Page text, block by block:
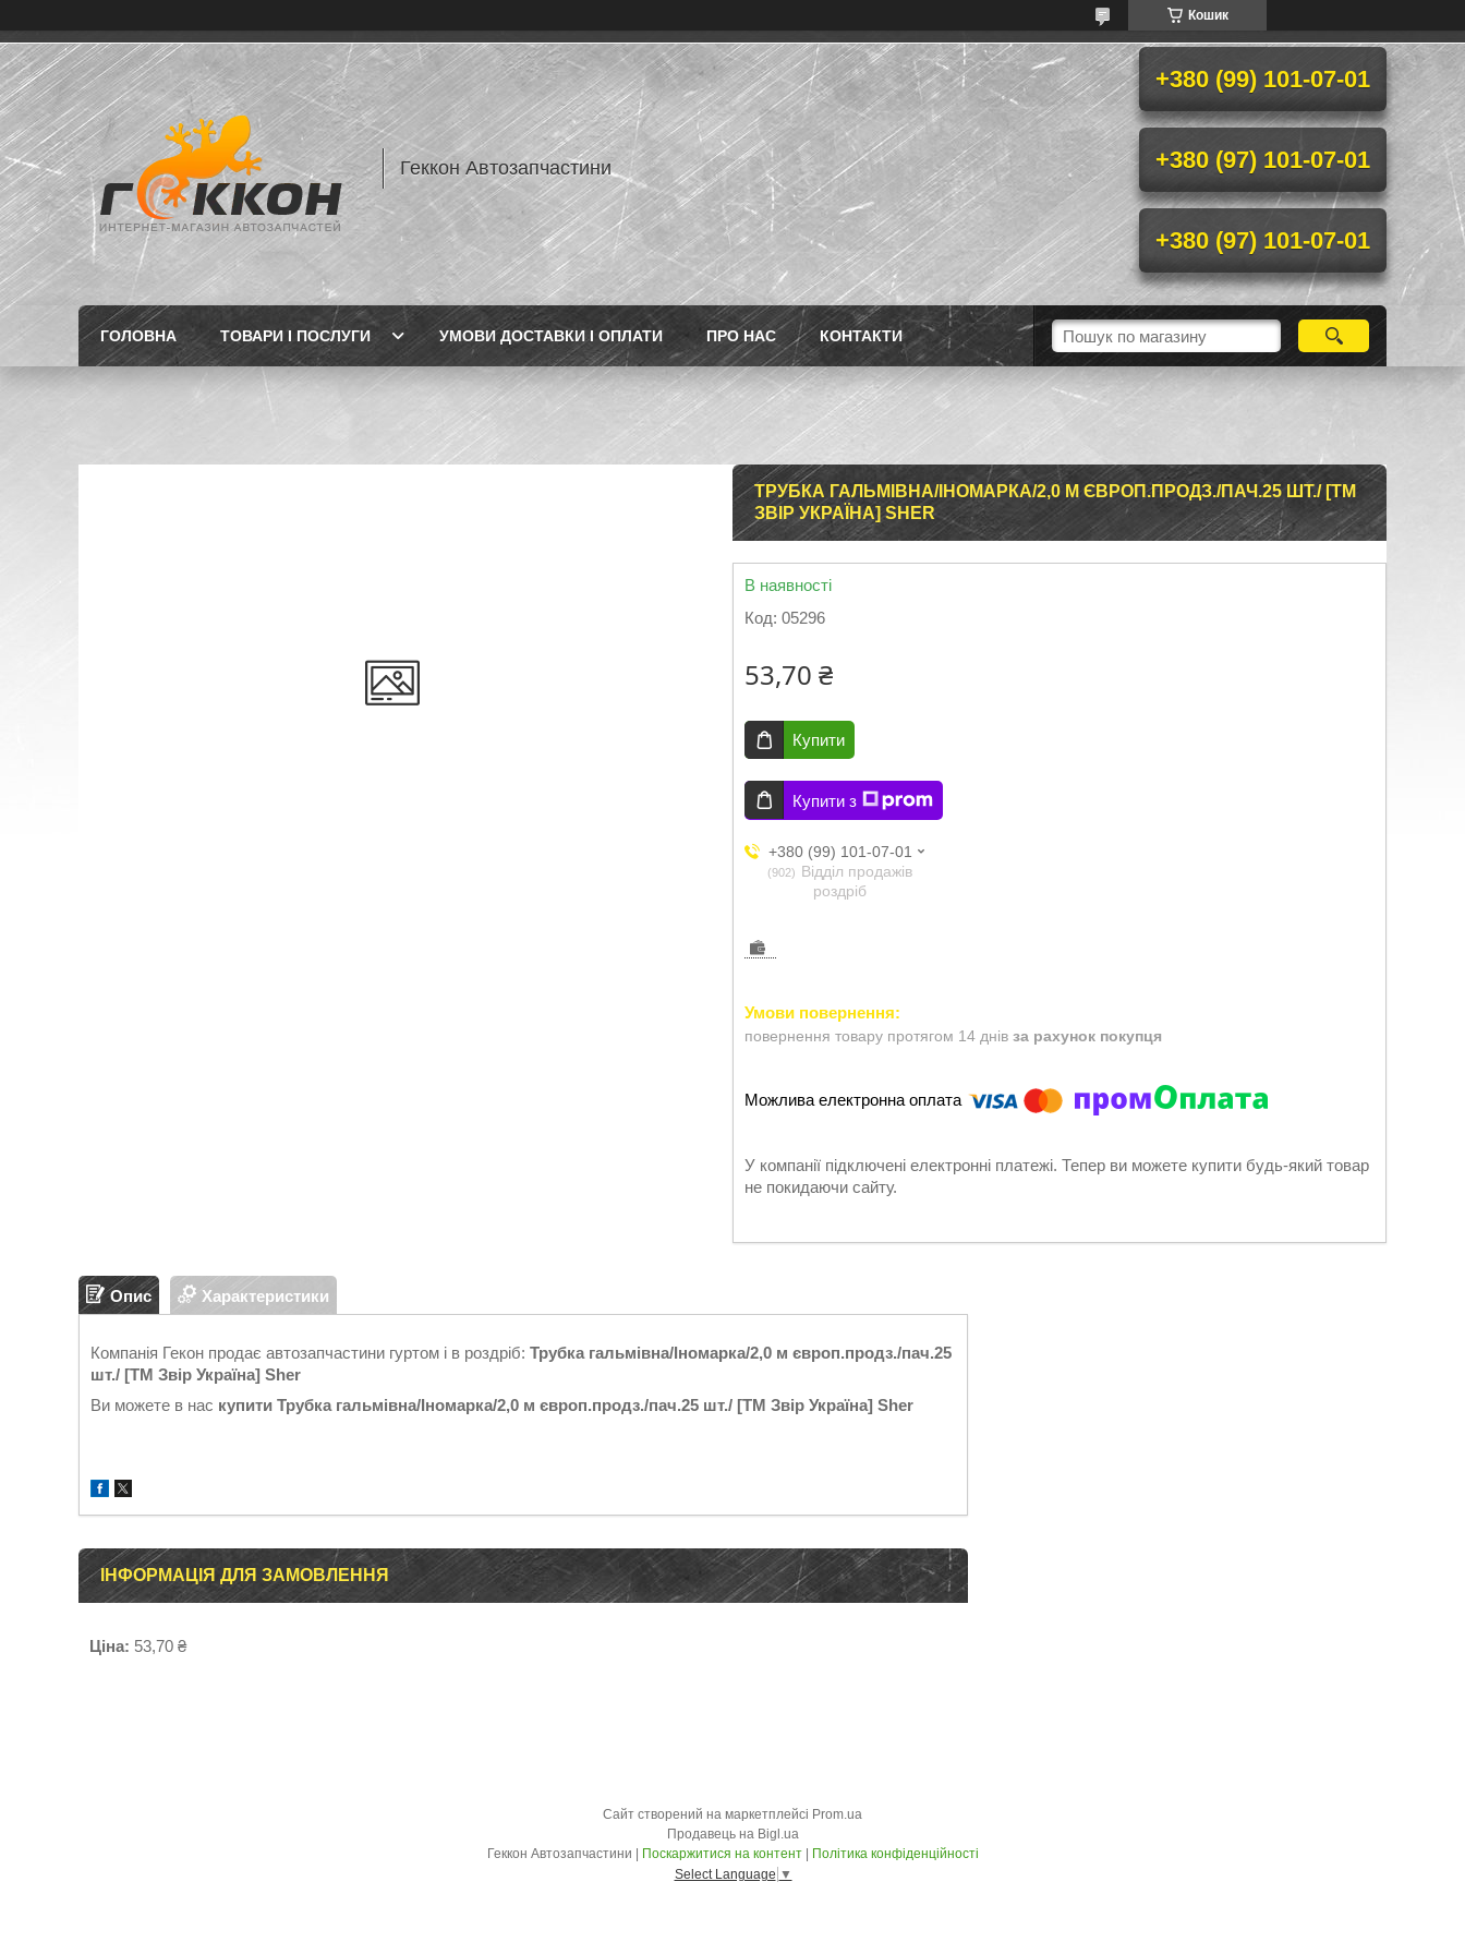
Кошик
Геккон Автозапчастини
+380 (99) 101-07-01
+380 (97) 101-07-01
+380 (97) 101-07-01
ГОЛОВНА ТОВАРИ І ПОСЛУГИ УМОВИ ДОСТАВКИ І ОПЛАТИ ПРО НАС КОНТАКТИ
ТРУБКА ГАЛЬМІВНА/ІНОМАРКА/2,0 М ЄВРОП.ПРОДЗ./ПАЧ.25 ШТ./ [ТМ
ЗВІР УКРАЇНА] SHER
В наявності
Код: 05296
53,70 ₴
Купити
Купити з
+380 (99) 101-07-01
902
Відділ продажів
роздріб
повернення товару протягом 14 днів за рахунок покупця
У компанії підключені електронні платежі. Тепер ви можете купити будь-який товар
не покидаючи сайту.
Опис Характеристики
Компанія Гекон продає автозапчастини гуртом і в роздріб: Трубка гальмівна/Іномарка/2,0 м європ.продз./пач.25
шт./ [ТМ Звір Україна] Sher
Ви можете в нас купити Трубка гальмівна/Іномарка/2,0 м європ.продз./пач.25 шт./ [ТМ Звір Україна] Sher
ІНФОРМАЦІЯ ДЛЯ ЗАМОВЛЕННЯ
Ціна: 53,70 ₴
Сайт створений на маркетплейсі Prom.ua
Продавець на Bigl.ua
Поскаржитися на контент
Політика конфіденційності
Select Language ▼